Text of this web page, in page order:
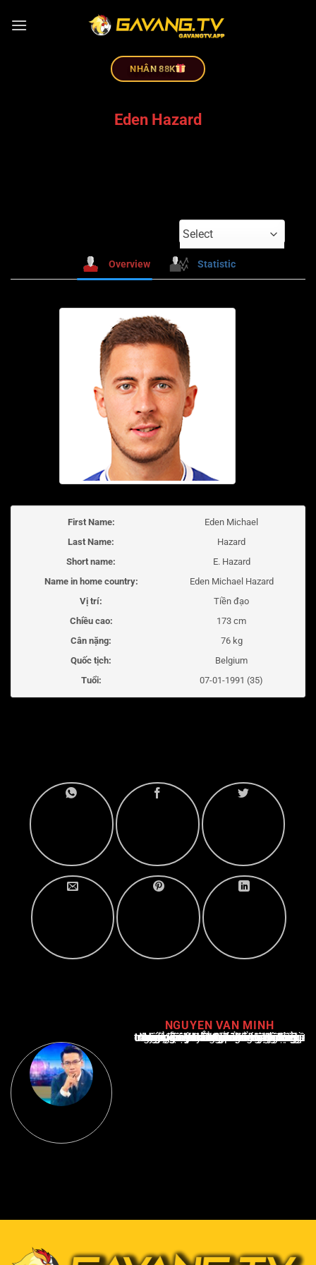
NHÂN 88K
Eden Hazard
Select
Overview Statistic
First Name:
Eden Michael
Last Name:
Hazard
Short name:
E. Hazard
Name in home country:
Eden Michael Hazard
Vị trí:
Tiền đạo
Chiều cao:
173 cm
Cân nặng:
76 kg
Quốc tịch:
Belgium
Tuổi:
07-01-1991 (35)
NGUYEN VAN MINH
Nguyễn Văn Minh là một trong những chuyên gia hàng đầu về báo cáo tin tức thể thao tại Việt Nam, với hơn 10 năm hoạt động trong ngành. Ông có kiến thức sâu rộng và kinh nghiệm đáng kể trong việc phân tích và báo cáo về các sự kiện thể thao hàng đầu. Sự hiểu biết sâu sắc của ông về ngành này đã giúp ông xây dựng uy tín và danh tiếng trong cộng đồng báo chí thể thao.